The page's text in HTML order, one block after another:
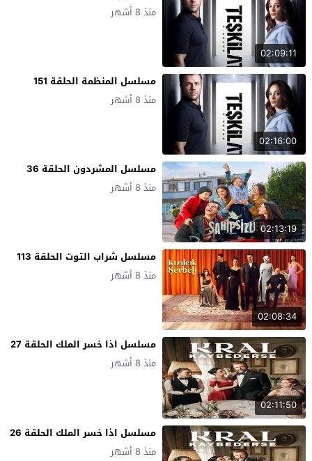
02:09:11
منذ 8 أشهر
02:16:00
مسلسل المنظمة الحلقة 151
منذ 8 أشهر
02:13:19
مسلسل المشردون الحلقة 36
منذ 8 أشهر
02:08:34
مسلسل شراب التوت الحلقة 113
منذ 8 أشهر
02:11:50
مسلسل اذا خسر الملك الحلقة 27
منذ 8 أشهر
مسلسل اذا خسر الملك الحلقة 26
منذ 8 أشهر